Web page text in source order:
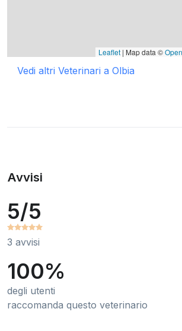
Leaflet | Map data ©
Vedi altri Veterinari a Olbia
Avvisi
5/5
3 avvisi
100%
degli utenti
raccomanda questo veterinario